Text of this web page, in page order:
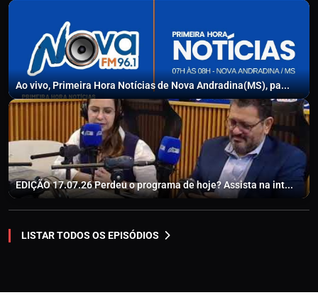
Ao vivo, Primeira Hora Notícias de Nova Andradina(MS), pa...
EDIÇÃO 17.07.26 Perdeu o programa de hoje? Assista na int...
LISTAR TODOS OS EPISÓDIOS